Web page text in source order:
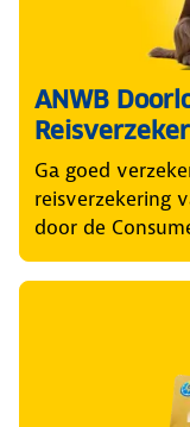
ANWB
Ga goed
reisverzekering
door de